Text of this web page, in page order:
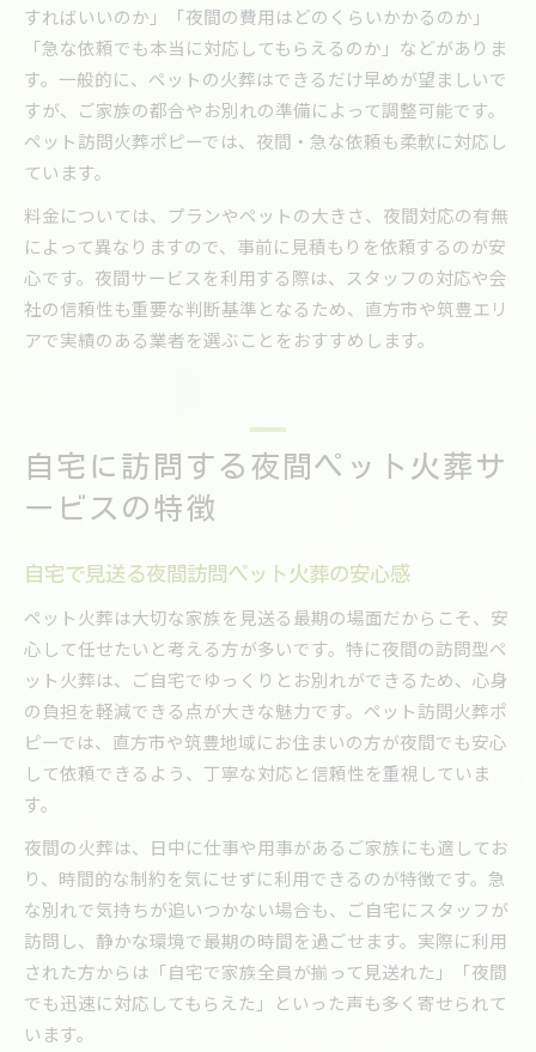
すればいいのか」「夜間の費用はどのくらいかかるのか」
「急な依頼でも本当に対応してもらえるのか」などがありま
す。一般的に、ペットの火葬はできるだけ早めが望ましいで
すが、ご家族の都合やお別れの準備によって調整可能です。
ペット訪問火葬ポピーでは、夜間・急な依頼も柔軟に対応し
ています。
料金については、プランやペットの大きさ、夜間対応の有無
によって異なりますので、事前に見積もりを依頼するのが安
心です。夜間サービスを利用する際は、スタッフの対応や会
社の信頼性も重要な判断基準となるため、直方市や筑豊エリ
アで実績のある業者を選ぶことをおすすめします。
自宅に訪問する夜間ペット火葬サ
ービスの特徴
自宅で見送る夜間訪問ペット火葬の安心感
ペット火葬は大切な家族を見送る最期の場面だからこそ、安
心して任せたいと考える方が多いです。特に夜間の訪問型ペ
ット火葬は、ご自宅でゆっくりとお別れができるため、心身
の負担を軽減できる点が大きな魅力です。ペット訪問火葬ポ
ピーでは、直方市や筑豊地域にお住まいの方が夜間でも安心
して依頼できるよう、丁寧な対応と信頼性を重視していま
す。
夜間の火葬は、日中に仕事や用事があるご家族にも適してお
り、時間的な制約を気にせずに利用できるのが特徴です。急
な別れで気持ちが追いつかない場合も、ご自宅にスタッフが
訪問し、静かな環境で最期の時間を過ごせます。実際に利用
された方からは「自宅で家族全員が揃って見送れた」「夜間
でも迅速に対応してもらえた」といった声も多く寄せられて
います。